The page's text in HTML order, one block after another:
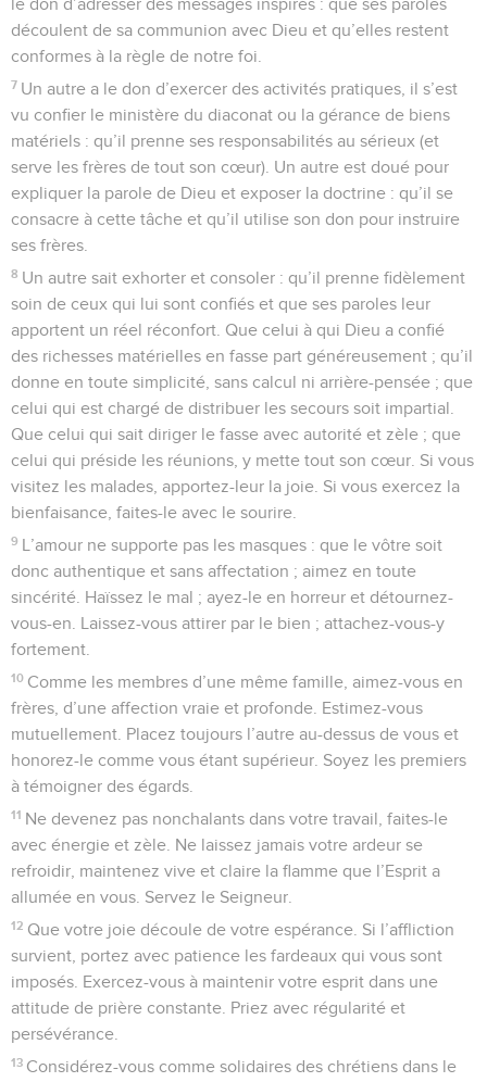
le don d’adresser des messages inspirés : que ses paroles
découlent de sa communion avec Dieu et qu’elles restent
conformes à la règle de notre foi.
7 Un autre a le don d’exercer des activités pratiques, il s’est
vu confier le ministère du diaconat ou la gérance de biens
matériels : qu’il prenne ses responsabilités au sérieux (et
serve les frères de tout son cœur). Un autre est doué pour
expliquer la parole de Dieu et exposer la doctrine : qu’il se
consacre à cette tâche et qu’il utilise son don pour instruire
ses frères.
8 Un autre sait exhorter et consoler : qu’il prenne fidèlement
soin de ceux qui lui sont confiés et que ses paroles leur
apportent un réel réconfort. Que celui à qui Dieu a confié
des richesses matérielles en fasse part généreusement ; qu’il
donne en toute simplicité, sans calcul ni arrière-pensée ; que
celui qui est chargé de distribuer les secours soit impartial.
Que celui qui sait diriger le fasse avec autorité et zèle ; que
celui qui préside les réunions, y mette tout son cœur. Si vous
visitez les malades, apportez-leur la joie. Si vous exercez la
bienfaisance, faites-le avec le sourire.
9 L’amour ne supporte pas les masques : que le vôtre soit
donc authentique et sans affectation ; aimez en toute
sincérité. Haïssez le mal ; ayez-le en horreur et détournez-
vous-en. Laissez-vous attirer par le bien ; attachez-vous-y
fortement.
10 Comme les membres d’une même famille, aimez-vous en
frères, d’une affection vraie et profonde. Estimez-vous
mutuellement. Placez toujours l’autre au-dessus de vous et
honorez-le comme vous étant supérieur. Soyez les premiers
à témoigner des égards.
11 Ne devenez pas nonchalants dans votre travail, faites-le
avec énergie et zèle. Ne laissez jamais votre ardeur se
refroidir, maintenez vive et claire la flamme que l’Esprit a
allumée en vous. Servez le Seigneur.
12 Que votre joie découle de votre espérance. Si l’affliction
survient, portez avec patience les fardeaux qui vous sont
imposés. Exercez-vous à maintenir votre esprit dans une
attitude de prière constante. Priez avec régularité et
persévérance.
13 Considérez-vous comme solidaires des chrétiens dans le